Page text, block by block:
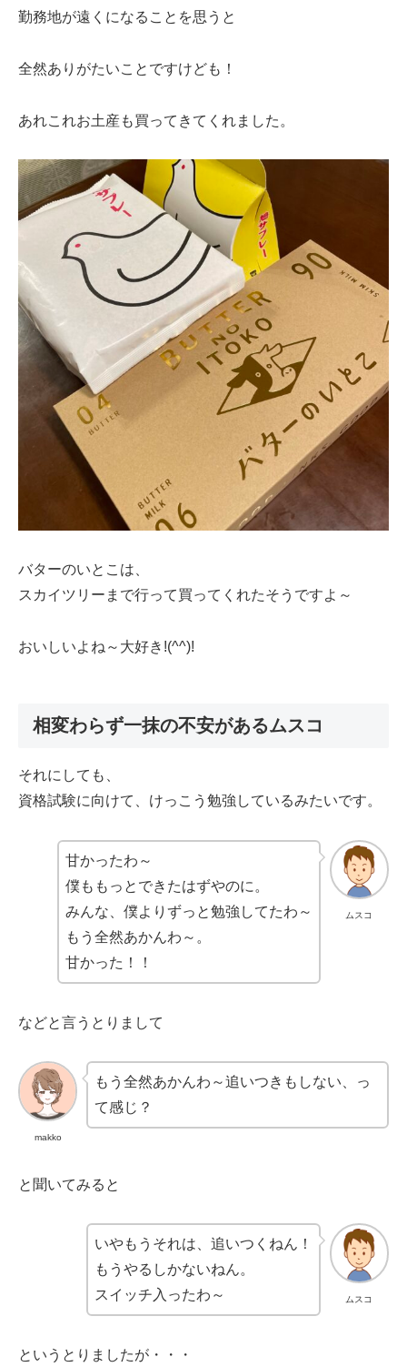
勤務地が遠くになることを思うと
全然ありがたいことですけども！
あれこれお土産も買ってきてくれました。
バターのいとこは、
スカイツリーまで行って買ってくれたそうですよ～
おいしいよね～大好き!(^^)!
相変わらず一抹の不安があるムスコ
それにしても、
資格試験に向けて、けっこう勉強しているみたいです。
ムスコ
甘かったわ～
僕ももっとできたはずやのに。
みんな、僕よりずっと勉強してたわ～
もう全然あかんわ～。
甘かった！！
などと言うとりまして
makko
もう全然あかんわ～追いつきもしない、っ
て感じ？
と聞いてみると
ムスコ
いやもうそれは、追いつくねん！
もうやるしかないねん。
スイッチ入ったわ～
というとりましたが・・・